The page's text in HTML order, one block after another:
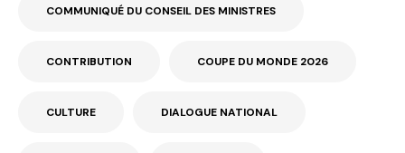
COMMUNIQUÉ DU CONSEIL DES MINISTRES
CONTRIBUTION COUPE DU MONDE 2026
CULTURE DIALOGUE NATIONAL